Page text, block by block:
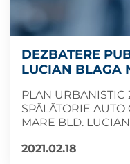
DEZBATERE
LUCIAN BLAGA
PLAN URBANISTIC
SPĂLĂTORIE
MARE BLD.
2021.02.18